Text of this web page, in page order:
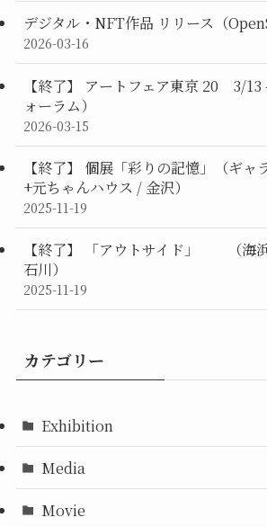
デジタル・NFT作品 リリース（
2026-03-16
【終了】 アートフェア東京 20 3/13
ォーラム）
2026-03-15
【終了】 個展「彩りの記憶」（ギャ
+元ちゃんハウス / 金沢）
2025-11-19
【終了】 「アウトサイド」 （海
石川）
2025-11-19
カテゴリー
Exhibition
Media
Movie